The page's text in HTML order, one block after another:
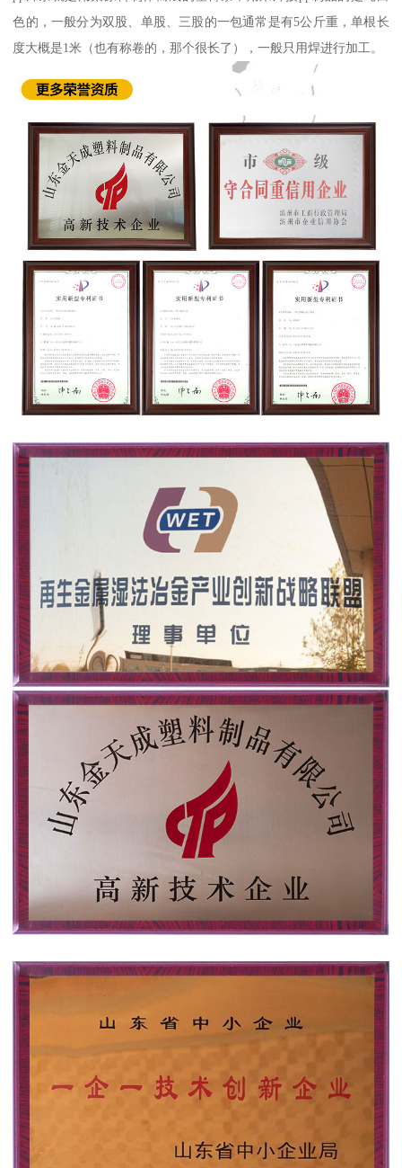
色的，一般分为双股、单股、三股的一包通常是有5公斤重，单根长
度大概是1米（也有称卷的，那个很长了），一般只用焊进行加工。